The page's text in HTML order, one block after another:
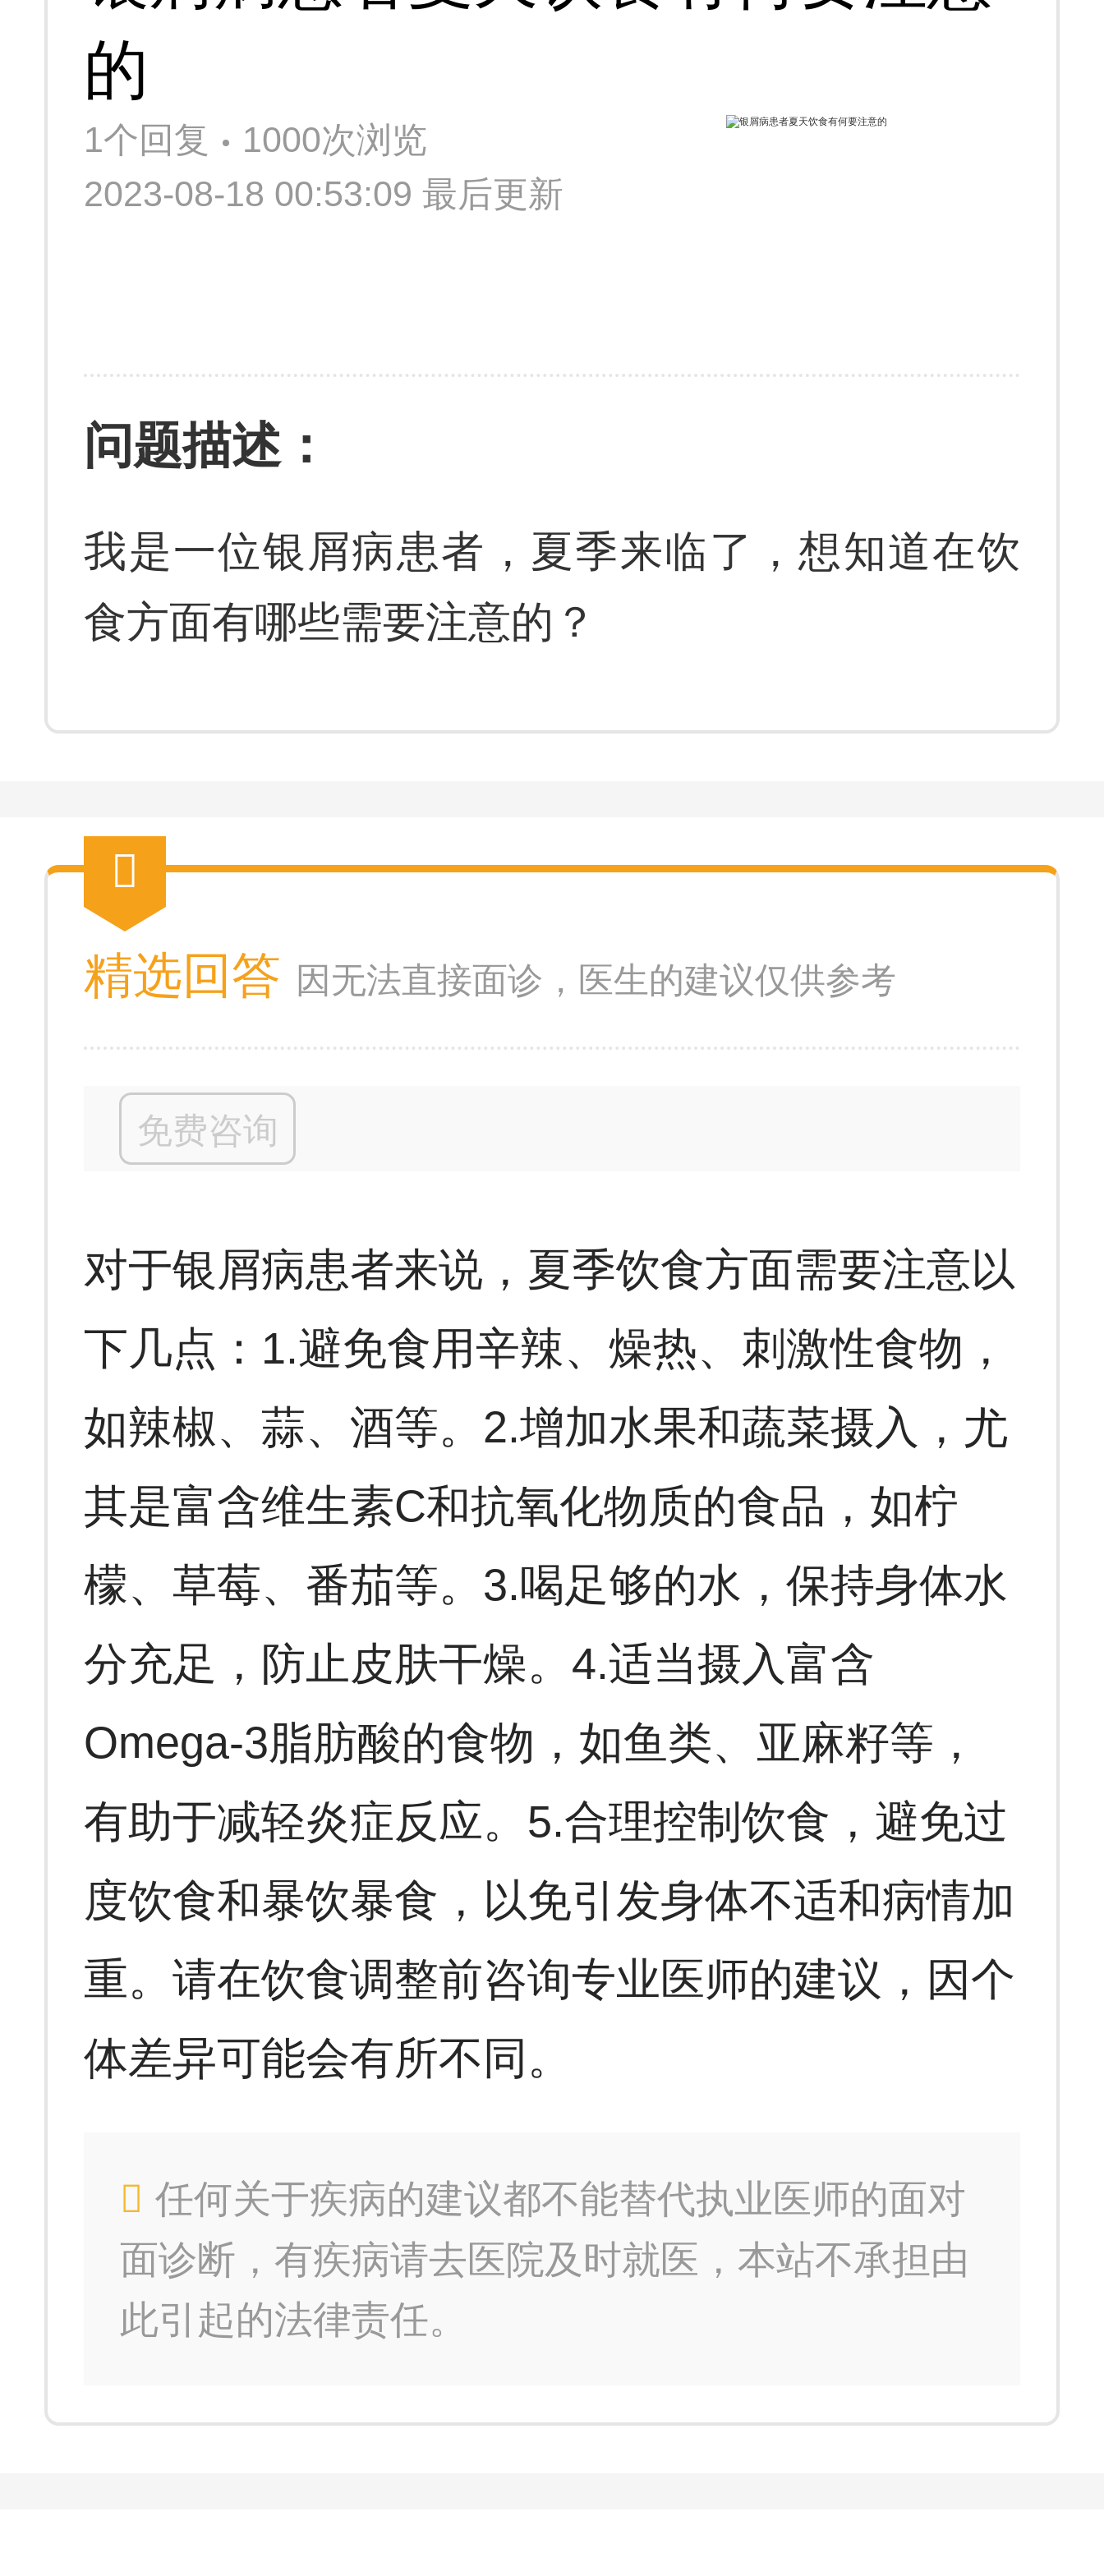
的
1个回复
1000次浏览
2023-08-18 00:53:09 最后更新
问题描述：
我是一位银屑病患者，夏季来临了，想知道在饮
食方面有哪些需要注意的？
精选回答 因无法直接面诊，医生的建议仅供参考
免费咨询
对于银屑病患者来说，夏季饮食方面需要注意以
下几点：1.避免食用辛辣、燥热、刺激性食物，
如辣椒、蒜、酒等。2.增加水果和蔬菜摄入，尤
其是富含维生素C和抗氧化物质的食品，如柠
檬、草莓、番茄等。3.喝足够的水，保持身体水
分充足，防止皮肤干燥。4.适当摄入富含
Omega-3脂肪酸的食物，如鱼类、亚麻籽等，
有助于减轻炎症反应。5.合理控制饮食，避免过
度饮食和暴饮暴食，以免引发身体不适和病情加
重。请在饮食调整前咨询专业医师的建议，因个
体差异可能会有所不同。
任何关于疾病的建议都不能替代执业医师的面对
面诊断，有疾病请去医院及时就医，本站不承担由
此引起的法律责任。